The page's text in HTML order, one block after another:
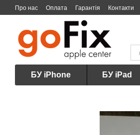
Перейти до основного контенту
Про нас Оплата Гарантія Контакти
БУ iPhone БУ iPad